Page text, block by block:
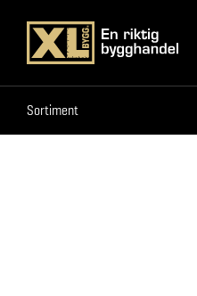
Sortiment
Sortiment